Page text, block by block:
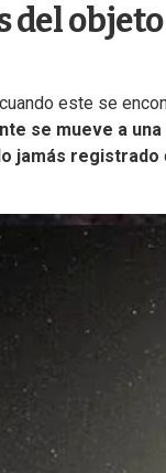
del
este se
se mueve a
jamás registrado